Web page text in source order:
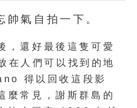
帥氣自拍一下。
，還好最後這隻可愛
在人們可以找到的地
得以回收這段影
麼常見，謝斯群島的